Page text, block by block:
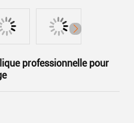
professionnelle pour